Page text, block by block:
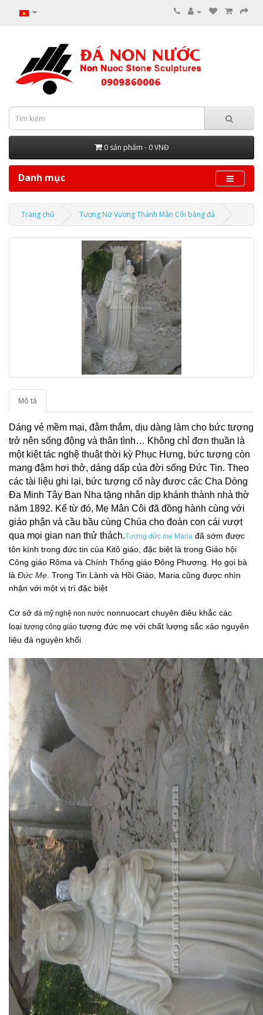
0 sản phẩm - 0 VNĐ
Danh mục
Trang chủ Tượng Nữ Vương Thánh Mân Côi bằng đá
Mô tả
Dáng vẻ mềm mại, đằm thắm, dịu dàng làm cho bức tượng
trở nên sống động và thân tình… Không chỉ đơn thuần là
một kiệt tác nghệ thuật thời kỳ Phục Hưng, bức tượng còn
mang đậm hơi thở, dáng dấp của đời sống Đức Tin. Theo
các tài liệu ghi lại, bức tượng cổ này được các Cha Dòng
Đa Minh Tây Ban Nha tặng nhân dịp khánh thành nhà thờ
năm 1892. Kể từ đó, Mẹ Mân Côi đã đồng hành cùng với
giáo phận và cầu bầu cùng Chúa cho đoàn con cái vượt
qua mọi gian nan thử thách.Tượng đức mẹ Maria đã sớm được
tôn kính trong đức tin của Kitô giáo , đặc biệt là trong Giáo hội
Công giáo Rôma và Chính Thống giáo Đông Phương . Họ gọi bà
là Đức Mẹ . Trong Tin L ành và Hồi Giáo , Maria cũng được nhìn
nhận với một vị trí đặc biệt
Cơ sở đá mỹ nghệ non nước nonnuocart chuyên điêu khắc các
loại tượng công giáo tượng đức mẹ với chất lượng sắc xảo nguyên
liệu đá nguyên khối